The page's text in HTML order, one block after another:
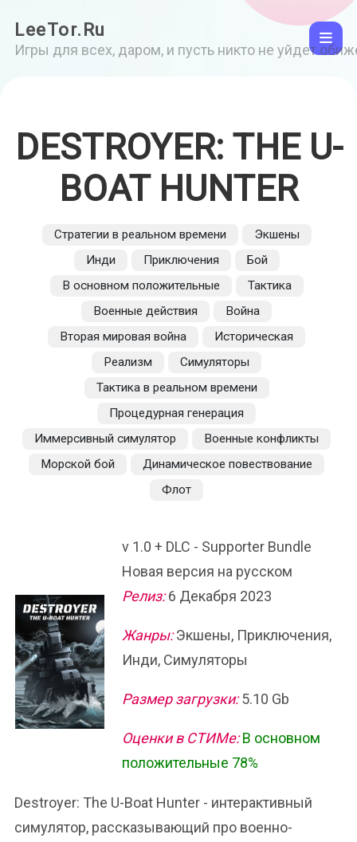
LeeTor.Ru
Игры для всех, даром, и пусть никто не уйдет
DESTROYER: THE U-
BOAT HUNTER
Стратегии в реальном времени
Экшены
Инди
Приключения
Бой
В основном положительные
Тактика
Военные действия
Война
Вторая мировая война
Историческая
Реализм
Симуляторы
Тактика в реальном времени
Процедурная генерация
Иммерсивный симулятор
Военные конфликты
Морской бой
Динамическое повествование
Флот
v 1.0 + DLC - Supporter Bundle
Новая версия на русском
Релиз:6 Декабря 2023
Жанры:Экшены, Приключения,
Инди, Симуляторы
Размер загрузки:5.10 Gb
Оценки в СТИМе: В основном
положительные 78%
Destroyer: The U-Boat Hunter - интерактивный
симулятор, рассказывающий про военно-